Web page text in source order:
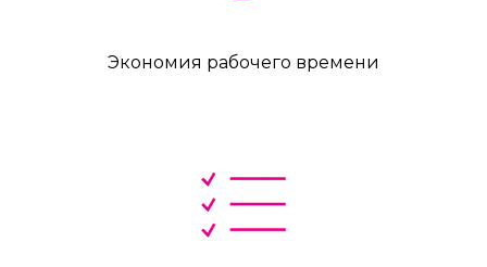
Экономия рабочего времени